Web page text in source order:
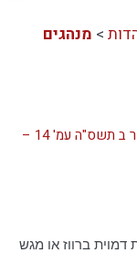
> מנהגים
אופק, ח. יתד נאמן, בית נאמן גליון 810 ויקרא אדר ב תשס"ה עמ' 14 –
דמוית ברווז או מגש